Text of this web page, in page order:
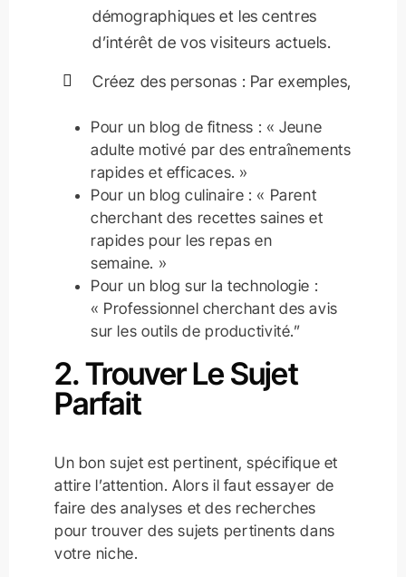
démographiques et les centres
d’intérêt de vos visiteurs actuels.
Créez des personas : Par exemples,
Pour un blog de fitness : « Jeune
adulte motivé par des entraînements
rapides et efficaces. »
Pour un blog culinaire : « Parent
cherchant des recettes saines et
rapides pour les repas en
semaine. »
Pour un blog sur la technologie :
« Professionnel cherchant des avis
sur les outils de productivité.”
2. Trouver Le Sujet
Parfait
Un bon sujet est pertinent, spécifique et
attire l’attention. Alors il faut essayer de
faire des analyses et des recherches
pour trouver des sujets pertinents dans
votre niche.